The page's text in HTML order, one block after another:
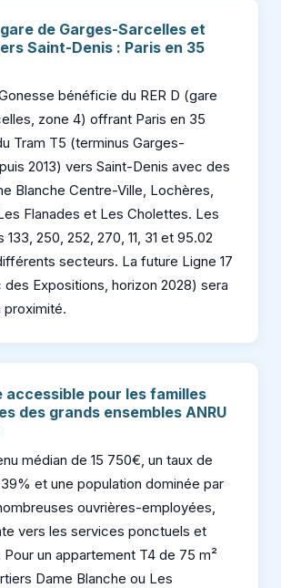
gare de Garges-Sarcelles et
Saint-Denis : Paris en 35
bénéficie du RER D (gare
zone 4) offrant Paris en 35
Tram T5 (terminus Garges-
2013) vers Saint-Denis avec des
Blanche Centre-Ville, Lochères,
Flanades et Les Cholettes. Les
250, 252, 270, 11, 31 et 95.02
secteurs. La future Ligne 17
des Expositions, horizon 2028) sera
accessible pour les familles
des grands ensembles ANRU
médian de 15 750€, un taux de
et une population dominée par
ouvrières-employées,
vers les services ponctuels et
un appartement T4 de 75 m²
Dame Blanche ou Les